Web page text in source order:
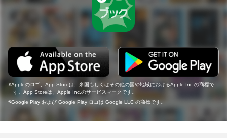
Appleのロゴ、App Storeは、米国もしくはその他の国や地域におけるApple Inc.の商標で
す。App Storeは、Apple Inc.のサービスマークです。
Google Play および Google Play ロゴは Google LLC の商標です。